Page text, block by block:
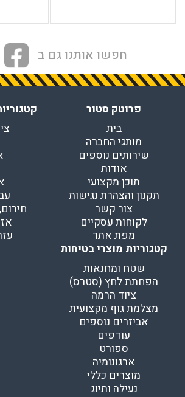
חפשו אותנו גם ב
פרוטק סטור
בית
מותגי החברה
שירותים נוספים
אודות
תוכן מקצועי
תקנון והצהרת נגישות
צור קשר
לקוחות עסקיים
מפת אתר
קטגוריות מוצרי בטיחות
שטח ומחנאות
הפחתת לחץ (סטרס)
ציוד הרמה
מצלמת גוף מקצועית
אביזרים נוספים
עודפים
ספורט
ארגונומיה
מוצרים כללי
נעילה ותיוג